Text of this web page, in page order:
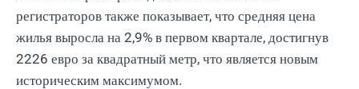
регистраторов также показывает, что средняя цена
жилья выросла на 2,9% в первом квартале, достигнув
2226 евро за квадратный метр, что является новым
историческим максимумом.